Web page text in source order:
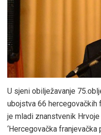
U sjeni obilježavanje
ubojstva 66 hercegovačkih
je mladi znanstvenik
‘Hercegovačka